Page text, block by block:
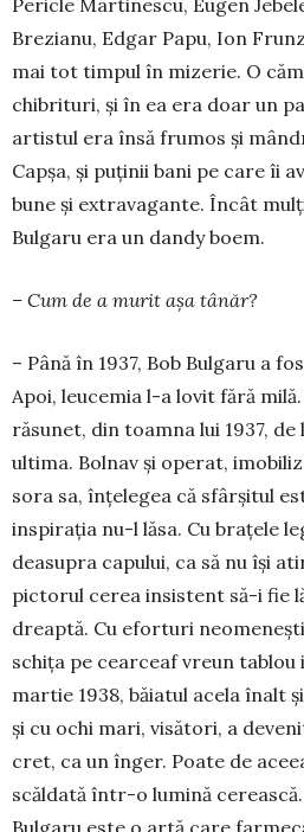
Brezianu, Edgar Papu, Ion
mai tot timpul în mizerie. O
chibrituri, și în ea era doar un
artistul era însă frumos și
Capșa, și puținii bani pe care îi
bune și extra­va­gan­te. Încât
Bulgaru era un dandy boem.
– Cum de a murit așa tânăr?
– Până în 1937, Bob Bulgaru a
Apoi, leucemia l-a lovit fără
răsunet, din toamna lui 1937,
ultima. Bolnav și operat,
sora sa, înțelegea că sfâr­şi­tul
inspiraţia nu-l lăsa. Cu bra­țele
deasupra capului, ca să nu își
pictorul cerea insis­tent să-i fie
dreaptă. Cu eforturi
schiţa pe cearceaf vreun tablou
martie 1938, băiatul acela înalt
și cu ochi mari, visători, a
cret, ca un înger. Poate de
scăldată într-o lumină
Bulgaru este o artă care